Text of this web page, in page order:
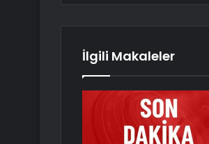
İlgili Makaleler